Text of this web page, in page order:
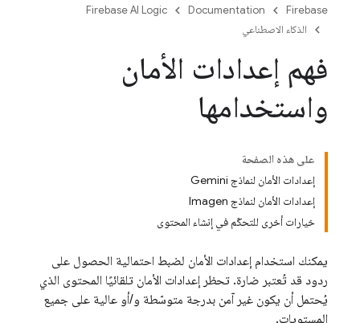
Firebase
Documentation
Firebase AI Logic
الذكاء الاصطناعي
فهم إعدادات الأمان
واستخدامها
على هذه الصفحة
إعدادات الأمان لنماذج Gemini
إعدادات الأمان لنماذج Imagen
خيارات أخرى للتحكّم في إنشاء المحتوى
يمكنك استخدام إعدادات الأمان لضبط احتمالية الحصول على
ردود قد تُعتبر ضارة. تحظر إعدادات الأمان تلقائيًا المحتوى الذي
يُحتمل أن يكون غير آمن بدرجة متوسّطة و/أو عالية على جميع
المستويات.